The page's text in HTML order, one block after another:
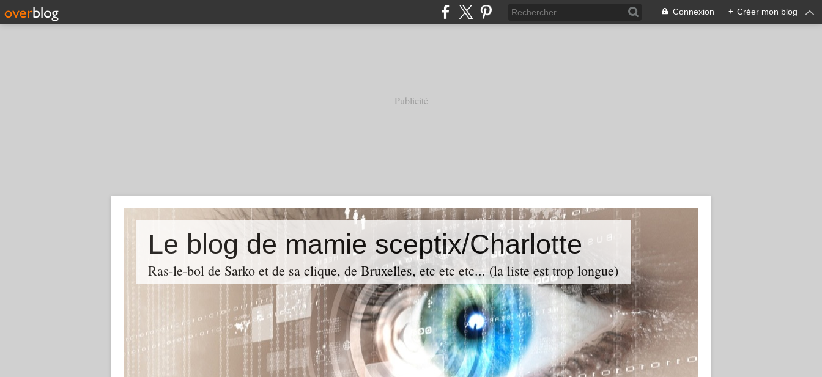
Connexion + Créer mon blog
Publicité
Le blog de mamie sceptix/Charlotte
Ras-le-bol de Sarko et de sa clique, de Bruxelles, etc etc etc... (la liste est trop longue)